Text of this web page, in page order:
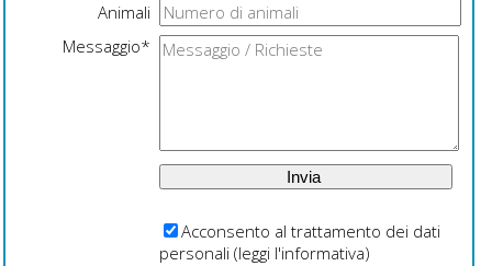
Animali
Messaggio*
Acconsento al trattamento dei dati
personali (leggi l'informativa)